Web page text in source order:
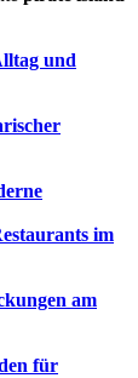
und
im
am
für